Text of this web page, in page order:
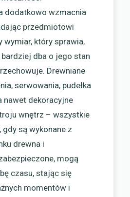
dodatkowo wzmacnia
przedmiotowi
wymiar, który sprawia,
dba o jego stan
Drewniane
serwowania, pudełka
nawet dekoracyjne
wnętrz – wszystkie
są wykonane z
drewna i
mogą
czasu, stając się
momentów i